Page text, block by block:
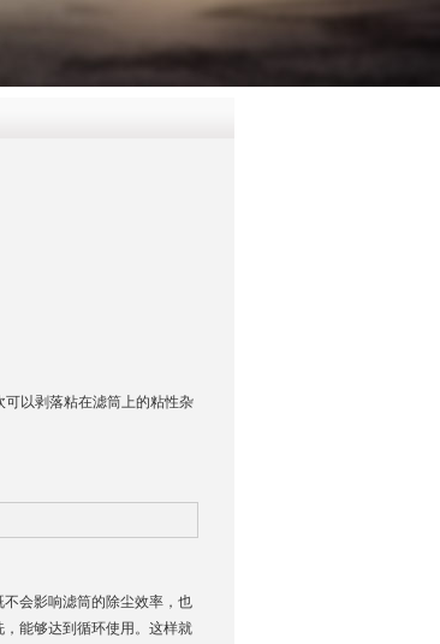
以剥落粘在滤筒上的粘性杂
会影响滤筒的除尘效率，也
能够达到循环使用。这样就